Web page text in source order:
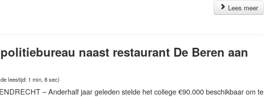
Lees meer
naast restaurant De Beren aan
leestijd: 1 min, 8 sec)
– Anderhalf jaar geleden stelde het college €90.000 beschikbaar om te